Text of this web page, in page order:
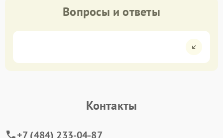
Вопросы и ответы
Контакты
+7 (484) 233-04-87